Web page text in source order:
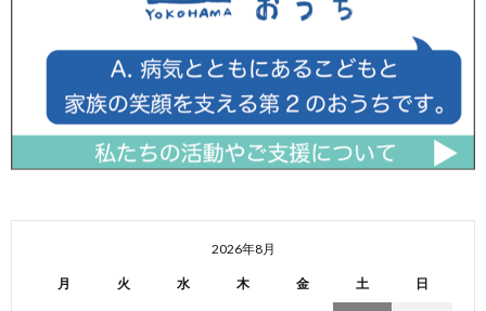
2026年8月
月 火 水 木 金 土 日